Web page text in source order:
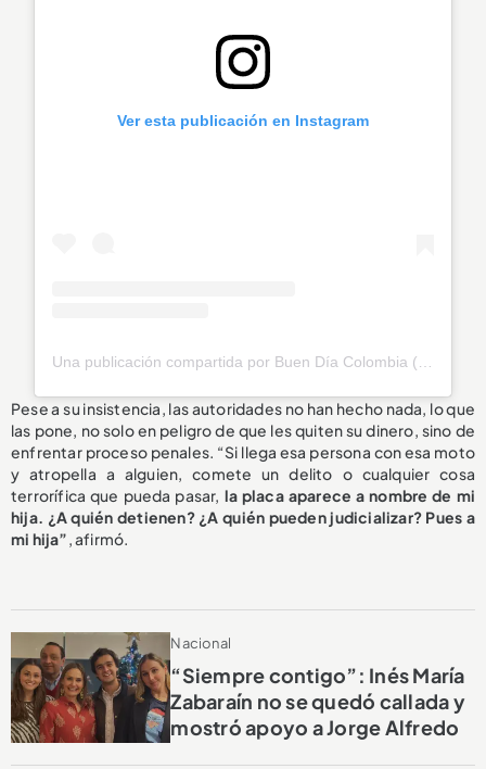
Ver esta publicación en Instagram
Pese a su insistencia, las autoridades no han hecho nada, lo que
las pone, no solo en peligro de que les quiten su dinero, sino de
enfrentar proceso penales. “Si llega esa persona con esa moto
y atropella a alguien, comete un delito o cualquier cosa
terrorífica que pueda pasar, la placa aparece a nombre de mi
hija. ¿A quién detienen? ¿A quién pueden judicializar? Pues a
mi hija”, afirmó.
Nacional
“Siempre contigo”: Inés María
Zabaraín no se quedó callada y
mostró apoyo a Jorge Alfredo